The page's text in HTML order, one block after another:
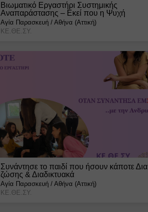
Βιωματικό Εργαστήρι Συστημικής
Αναπαράστασης – Εκεί που η Ψυχή
Θυμάται!
Αγία Παρασκευή / Αθήνα (Αττική)
ΚΕ.ΘΕ.ΣΥ.
Συνάντησε το παιδί που ήσουν κάποτε Δια
ζώσης & Διαδικτυακά
Αγία Παρασκευή / Αθήνα (Αττική)
ΚΕ.ΘΕ.ΣΥ.